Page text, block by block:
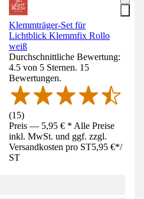
Klemmträger-Set für
Lichtblick Klemmfix Rollo
weiß
Durchschnittliche Bewertung:
4.5 von 5 Sternen. 15
Bewertungen.
(15)
Preis — 5,95 € * Alle Preise
inkl. MwSt. und ggf. zzgl.
Versandkosten pro ST5,95 €*/
ST